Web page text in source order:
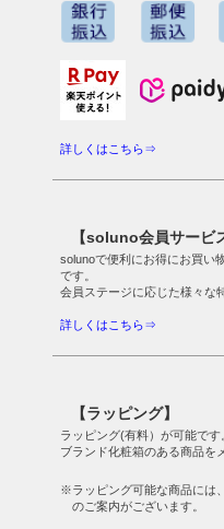
詳しくはこちら⇒
【soluno会員サービ
solunoで便利にお得にお買い
です。
会員ステージに応じた様々な
詳しくはこちら⇒
【ラッピング】
ラッピング(有料）が可能です
ブランド化粧箱のある商品を
※ラッピング可能な商品には
のご案内がございます。